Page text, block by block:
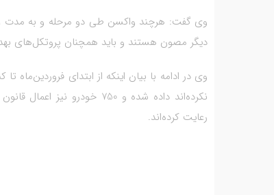
دیگر مصون هستند و باید همچنان پروتکل‌های
رعایت کرده‌اند.